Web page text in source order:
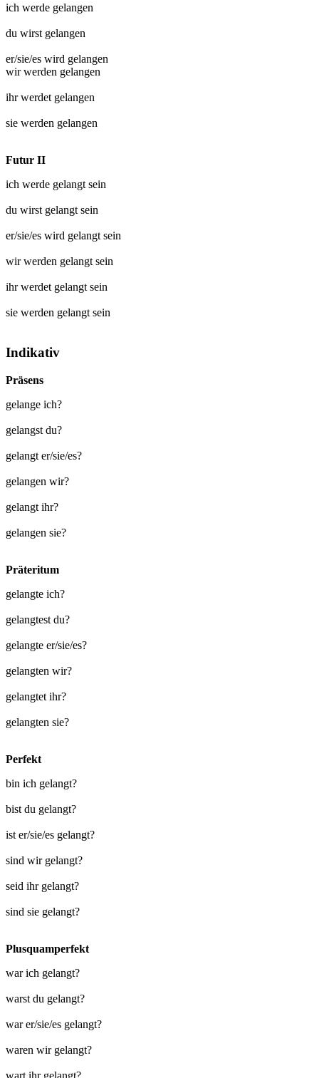
ich werde gelangen
du wirst gelangen
er/sie/es wird gelangen
wir werden gelangen
ihr werdet gelangen
sie werden gelangen
Futur II
ich werde gelangt sein
du wirst gelangt sein
er/sie/es wird gelangt sein
wir werden gelangt sein
ihr werdet gelangt sein
sie werden gelangt sein
Indikativ
Präsens
gelange ich?
gelangst du?
gelangt er/sie/es?
gelangen wir?
gelangt ihr?
gelangen sie?
Präteritum
gelangte ich?
gelangtest du?
gelangte er/sie/es?
gelangten wir?
gelangtet ihr?
gelangten sie?
Perfekt
bin ich gelangt?
bist du gelangt?
ist er/sie/es gelangt?
sind wir gelangt?
seid ihr gelangt?
sind sie gelangt?
Plusquamperfekt
war ich gelangt?
warst du gelangt?
war er/sie/es gelangt?
waren wir gelangt?
wart ihr gelangt?